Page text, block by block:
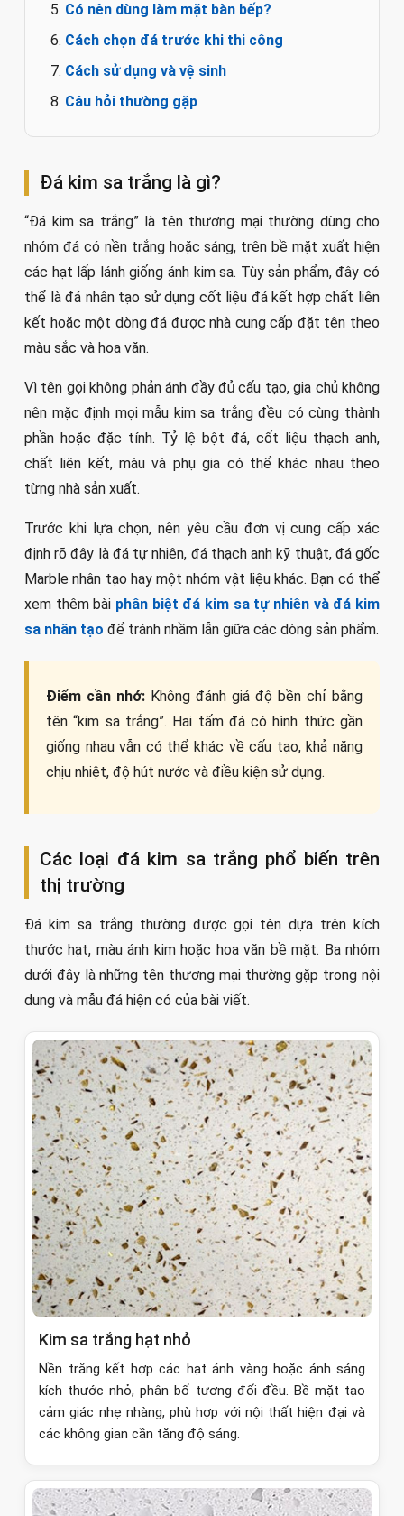
Có nên dùng làm mặt bàn bếp?
Cách chọn đá trước khi thi công
Cách sử dụng và vệ sinh
Câu hỏi thường gặp
Đá kim sa trắng là gì?
“Đá kim sa trắng” là tên thương mại thường dùng cho
nhóm đá có nền trắng hoặc sáng, trên bề mặt xuất hiện
các hạt lấp lánh giống ánh kim sa. Tùy sản phẩm, đây có
thể là đá nhân tạo sử dụng cốt liệu đá kết hợp chất liên
kết hoặc một dòng đá được nhà cung cấp đặt tên theo
màu sắc và hoa văn.
Vì tên gọi không phản ánh đầy đủ cấu tạo, gia chủ không
nên mặc định mọi mẫu kim sa trắng đều có cùng thành
phần hoặc đặc tính. Tỷ lệ bột đá, cốt liệu thạch anh,
chất liên kết, màu và phụ gia có thể khác nhau theo
từng nhà sản xuất.
Trước khi lựa chọn, nên yêu cầu đơn vị cung cấp xác
định rõ đây là đá tự nhiên, đá thạch anh kỹ thuật, đá gốc
Marble nhân tạo hay một nhóm vật liệu khác. Bạn có thể
xem thêm bài phân biệt đá kim sa tự nhiên và đá kim
sa nhân tạo để tránh nhầm lẫn giữa các dòng sản phẩm.
Điểm cần nhớ: Không đánh giá độ bền chỉ bằng
tên “kim sa trắng”. Hai tấm đá có hình thức gần
giống nhau vẫn có thể khác về cấu tạo, khả năng
chịu nhiệt, độ hút nước và điều kiện sử dụng.
Các loại đá kim sa trắng phổ biến trên
thị trường
Đá kim sa trắng thường được gọi tên dựa trên kích
thước hạt, màu ánh kim hoặc hoa văn bề mặt. Ba nhóm
dưới đây là những tên thương mại thường gặp trong nội
dung và mẫu đá hiện có của bài viết.
Kim sa trắng hạt nhỏ
Nền trắng kết hợp các hạt ánh vàng hoặc ánh sáng
kích thước nhỏ, phân bố tương đối đều. Bề mặt tạo
cảm giác nhẹ nhàng, phù hợp với nội thất hiện đại và
các không gian cần tăng độ sáng.